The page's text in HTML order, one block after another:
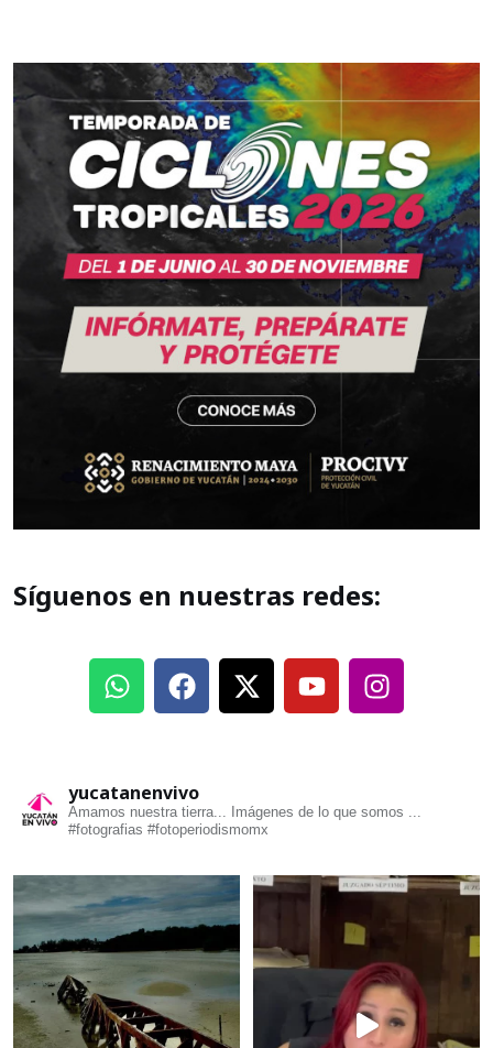
Síguenos en nuestras redes:
yucatanenvivo
Amamos nuestra tierra... Imágenes de lo que somos ...
#fotografias #fotoperiodismomx